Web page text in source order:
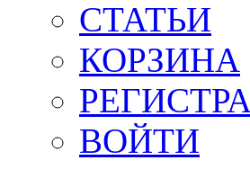
СТАТЬИ
КОРЗИНА
ВОЙТИ